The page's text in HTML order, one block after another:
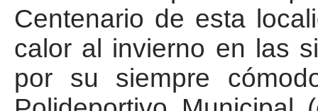
Centenario de esta
calor al invierno en las
por su siempre